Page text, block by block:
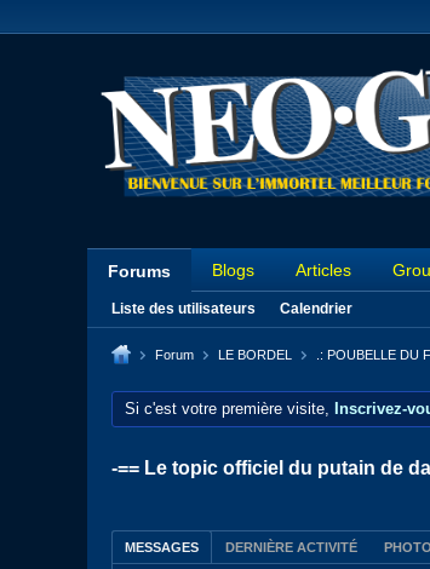
Forums Blogs Articles
Liste des utilisateurs Calendrier
Forum LE BORDEL .: POUBELLE DU
Si c'est votre première visite, Inscrivez-
-== Le topic officiel du putain de
MESSAGES DERNIÈRE ACTIVITÉ